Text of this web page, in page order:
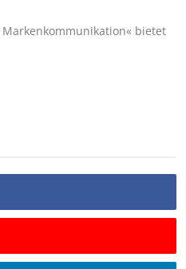
Markenkommunikation« bietet